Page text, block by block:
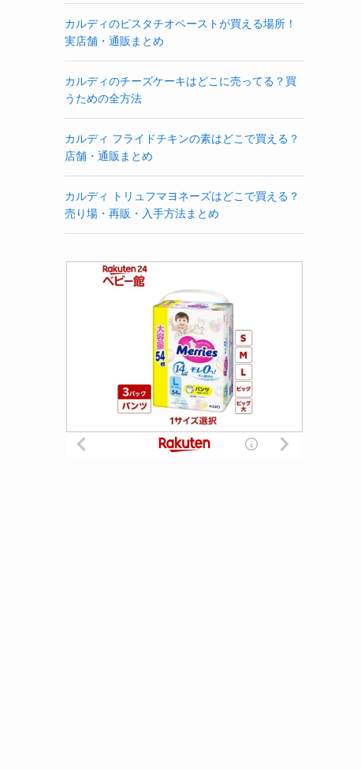
カルディのピスタチオペーストが買える場所！
実店舗・通販まとめ
カルディのチーズケーキはどこに売ってる？買
うための全方法
カルディ フライドチキンの素はどこで買える？
店舗・通販まとめ
カルディ トリュフマヨネーズはどこで買える？
売り場・再販・入手方法まとめ